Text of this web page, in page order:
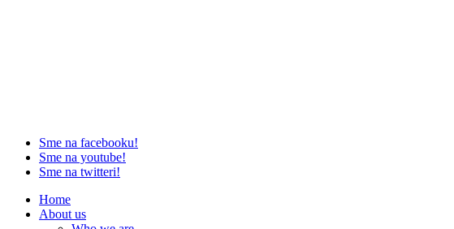
Sme na facebooku!
Sme na youtube!
Sme na twitteri!
Home
About us